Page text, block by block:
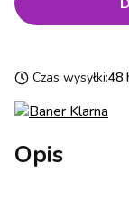
Czas wysyłki:48
Opis